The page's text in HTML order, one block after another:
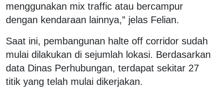
menggunakan mix traffic atau bercampur
dengan kendaraan lainnya,” jelas Felian.
Saat ini, pembangunan halte off corridor sudah
mulai dilakukan di sejumlah lokasi. Berdasarkan
data Dinas Perhubungan, terdapat sekitar 27
titik yang telah mulai dikerjakan.